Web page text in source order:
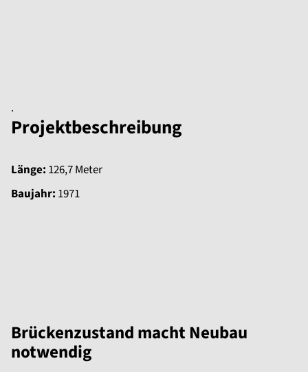
.
Projektbeschreibung
Länge: 126,7 Meter
Baujahr: 1971
Brückenzustand macht Neubau
notwendig